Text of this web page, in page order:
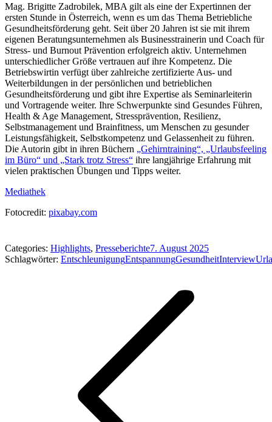
Mag. Brigitte Zadrobilek, MBA gilt als eine der Expertinnen der
ersten Stunde in Österreich, wenn es um das Thema Betriebliche
Gesundheitsförderung geht. Seit über 20 Jahren ist sie mit ihrem
eigenen Beratungsunternehmen als Businesstrainerin und Coach für
Stress- und Burnout Prävention erfolgreich aktiv. Unternehmen
unterschiedlicher Größe vertrauen auf ihre Kompetenz. Die
Betriebswirtin verfügt über zahlreiche zertifizierte Aus- und
Weiterbildungen in der persönlichen und betrieblichen
Gesundheitsförderung und gibt ihre Expertise als Seminarleiterin
und Vortragende weiter. Ihre Schwerpunkte sind Gesundes Führen,
Health & Age Management, Stressprävention, Resilienz,
Selbstmanagement und Brainfitness, um Menschen zu gesunder
Leistungsfähigkeit, Selbstkompetenz und Gelassenheit zu führen.
Die Autorin gibt in ihren Büchern „Gehirntraining“, „Urlaubsfeeling
im Büro“ und „Stark trotz Stress“ ihre langjährige Erfahrung mit
vielen praktischen Übungen und Tipps weiter.
Mediathek
Fotocredit: pixabay.com
Categories: Highlights, Presseberichte7. August 2025
Schlagwörter: EntschleunigungEntspannungGesundheitInterview